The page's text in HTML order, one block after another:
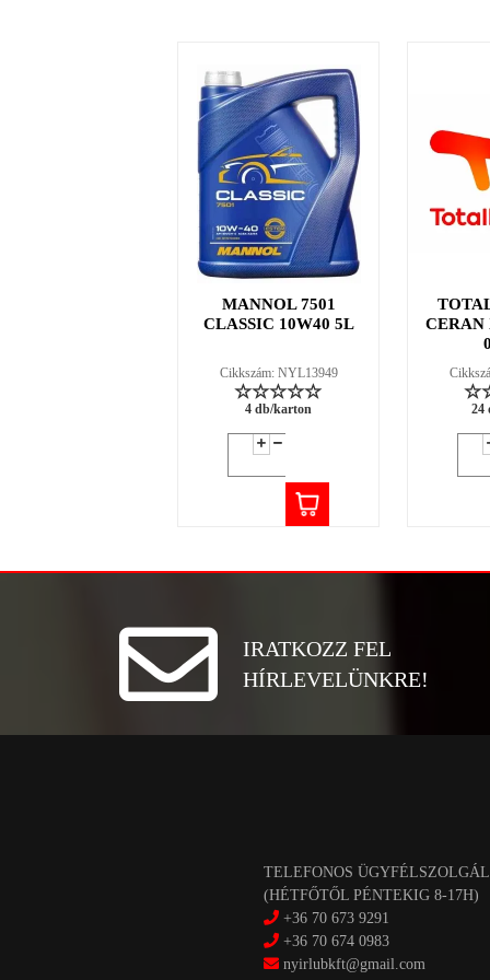
MANNOL 7501
CLASSIC 10W40 5L
Cikkszám: NYL13949
4 db/karton
CERAN
24
IRATKOZZ FEL
HÍRLEVELÜNKRE!
TELEFONOS
(HÉTFŐTŐL PÉNTEKIG 8-17H)
+36 70 673 9291
+36 70 674 0983
nyirlubkft@gmail.com